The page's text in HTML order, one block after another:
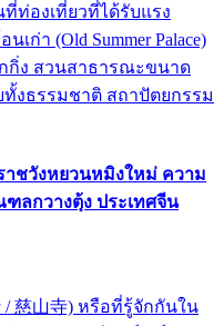
ท่องเที่ยวที่ได้รับแรง
ก่า (Old Summer Palace)
กิ่ง สวนสาธารณะขนาด
งธรรมชาติ สถาปัตยกรรม
ราชวังหยวนหมิงใหม่ ความ
ลกวางตุ้ง ประเทศจีน
/ 慈山寺) หรือที่รู้จักกันใน